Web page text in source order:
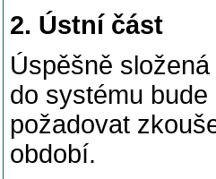
2. Ústní část
Úspěšně
do systému
požadovat
období.